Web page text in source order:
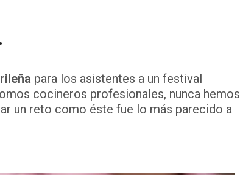
para los asistentes a un festival
cocineros profesionales, nunca hemos
un reto como éste fue lo más parecido a